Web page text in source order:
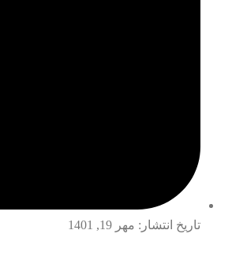
تاریخ انتشار: مهر 19, 1401